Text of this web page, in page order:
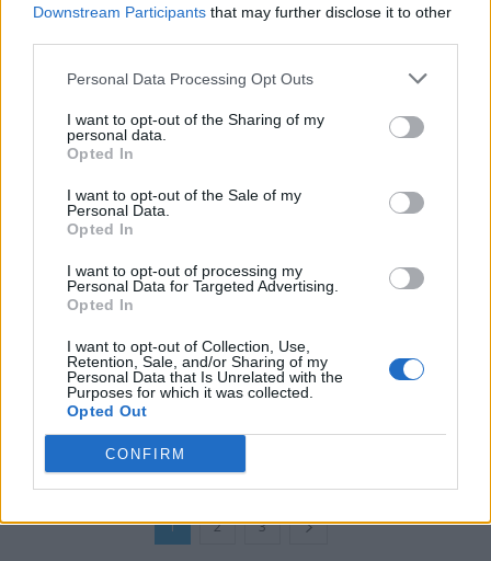
Downstream Participants that may further disclose it to other
Personal Data Processing Opt Outs
I want to opt-out of the Sharing of my
personal data.
Opted In
I want to opt-out of the Sale of my
Personal Data.
Opted In
I want to opt-out of processing my
Personal Data for Targeted Advertising.
Opted In
I want to opt-out of Collection, Use,
Retention, Sale, and/or Sharing of my
Personal Data that Is Unrelated with the
Purposes for which it was collected.
Opted Out
CONFIRM
Principala concluzie a primului sondaj din
2025: Nicușor Dan + Elena...
Grigore Cartianu - marți, 7 ianuarie 2025
Sondaj AtlasIntel pentru parlamentare: AUR
– 22,4%, PSD – 21,4%, USR...
Redacţia - vineri, 29 noiembrie 2024
1 2 3